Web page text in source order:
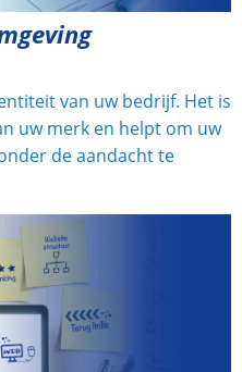
van uw bedrijf. Het is
uw merk en helpt om uw
de aandacht te